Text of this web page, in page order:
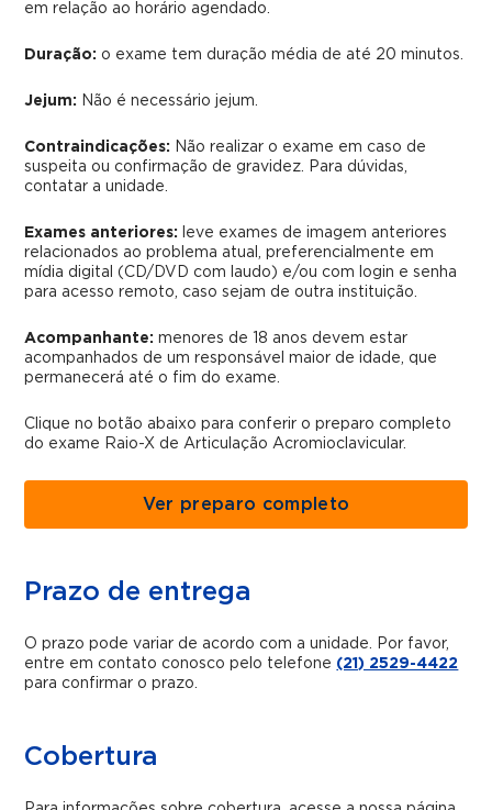
em relação ao horário agendado.
Duração: o exame tem duração média de até 20 minutos.
Jejum: Não é necessário jejum.
Contraindicações: Não realizar o exame em caso de
suspeita ou confirmação de gravidez. Para dúvidas,
contatar a unidade.
Exames anteriores:
leve exames de imagem anteriores
relacionados ao problema atual, preferencialmente em
mídia digital (CD/DVD com laudo) e/ou com login e senha
para acesso remoto, caso sejam de outra instituição.
Acompanhante: menores de 18 anos devem estar
acompanhados de um responsável maior de idade, que
permanecerá até o fim do exame.
Clique no botão abaixo para conferir o preparo completo
do exame Raio-X de Articulação Acromioclavicular.
Ver preparo completo
Prazo de entrega
O prazo pode variar de acordo com a unidade. Por favor,
entre em contato conosco pelo telefone (21) 2529-4422
para confirmar o prazo.
Cobertura